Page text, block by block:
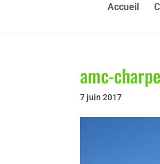
Accueil
amc-
7 juin 2017